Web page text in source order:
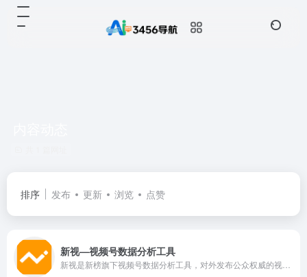
排序 发布 更新 浏览 点赞
新视—视频号数据分析工具